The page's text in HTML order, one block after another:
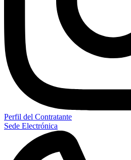
Perfil del Contratante
Sede Electrónica